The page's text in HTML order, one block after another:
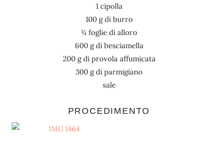
1 cipolla
100 g di burro
¾ foglie di alloro
600 g di besciamella
200 g di provola affumicata
300 g di parmigiano
sale
PROCEDIMENTO